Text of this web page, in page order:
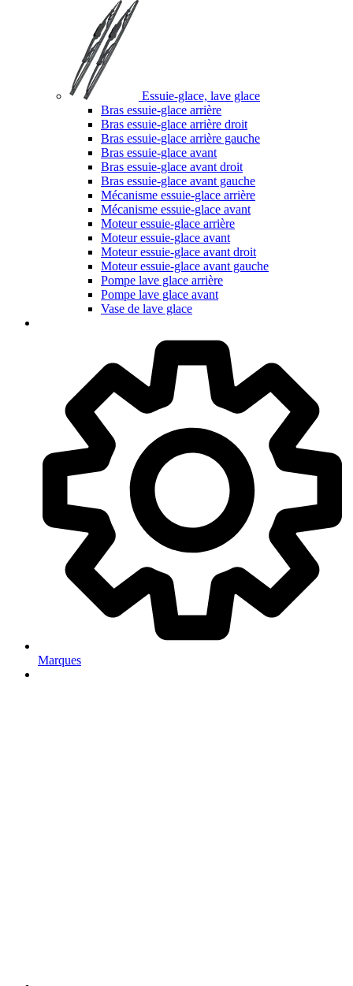
Essuie-glace, lave glace
Bras essuie-glace arrière
Bras essuie-glace arrière droit
Bras essuie-glace arrière gauche
Bras essuie-glace avant
Bras essuie-glace avant droit
Bras essuie-glace avant gauche
Mécanisme essuie-glace arrière
Mécanisme essuie-glace avant
Moteur essuie-glace arrière
Moteur essuie-glace avant
Moteur essuie-glace avant droit
Moteur essuie-glace avant gauche
Pompe lave glace arrière
Pompe lave glace avant
Vase de lave glace
Marques